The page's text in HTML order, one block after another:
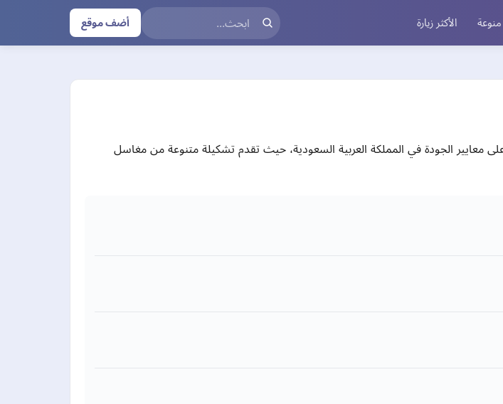
منوعة الأكثر زيارة أضف موقع
معايير الجودة في المملكة العربية السعودية، حيث تقدم تشكيلة متنوعة من مغاسل